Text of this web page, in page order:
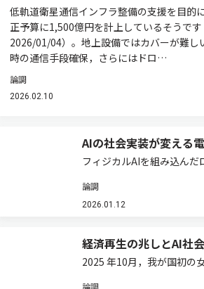
低軌道衛星通信インフラ整備の支援を目的
正予算に1,500億円を計上しているそうです
2026/01/04）。地上設備ではカバーが難し
時の通信手段確保，さらにはドロ…
論調
2026.02.10
AIの社会実装が変える
フィジカルAIを組み込んだ
初旬，「2025国際ロボット
開催されました
論調
2026.01.12
経済再生の兆しとAI社
2025 年10月，我が国初の
論調